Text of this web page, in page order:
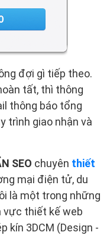
đợi gì tiếp theo.
tất, thì thông
thông báo tổng
trình giao nhận và
SEO chuyên thiết
mại điện tử, du
là một trong những
vực thiết kế web
kín 3DCM (Design -